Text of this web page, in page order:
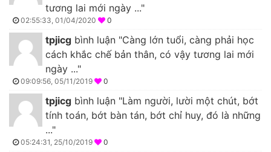
tương lai mới ngày ..."
02:55:33, 01/04/2020 0
tpjicg bình luận "Càng lớn tuổi, càng phải học
cách khắc chế bản thân, có vậy tương lai mới
ngày ..."
09:09:56, 05/11/2019 0
tpjicg bình luận "Làm người, lười một chút, bớt
tính toán, bớt bàn tán, bớt chỉ huy, đó là những
..."
05:24:31, 25/10/2019 0